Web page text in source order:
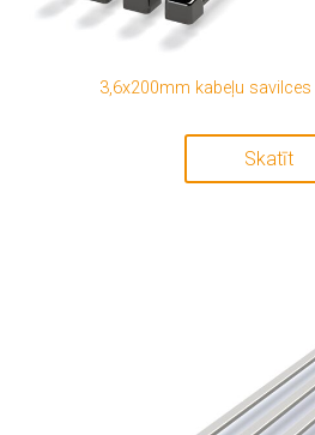
3,6x200mm kabeļu
Skatīt